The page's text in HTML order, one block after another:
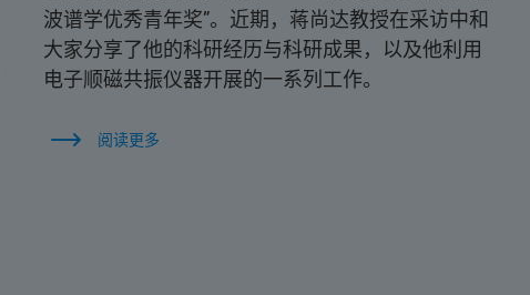
波谱学优秀青年奖”。近期，蒋尚达教授在采访中和
大家分享了他的科研经历与科研成果，以及他利用
电子顺磁共振仪器开展的一系列工作。
阅读更多